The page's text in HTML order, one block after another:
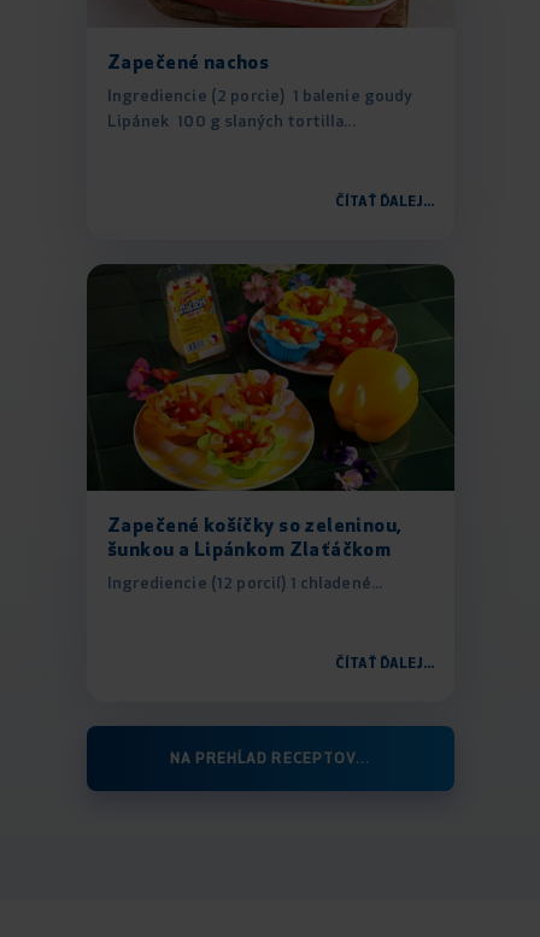
Zapečené nachos
Ingrediencie (2 porcie) 1 balenie goudy
Lipánek 100 g slaných tortilla...
ČÍTAŤ ĎALEJ...
Zapečené košíčky so zeleninou,
šunkou a Lipánkom Zlaťáčkom
Ingrediencie (12 porcií) 1 chladené...
ČÍTAŤ ĎALEJ...
NA PREHĹAD RECEPTOV...